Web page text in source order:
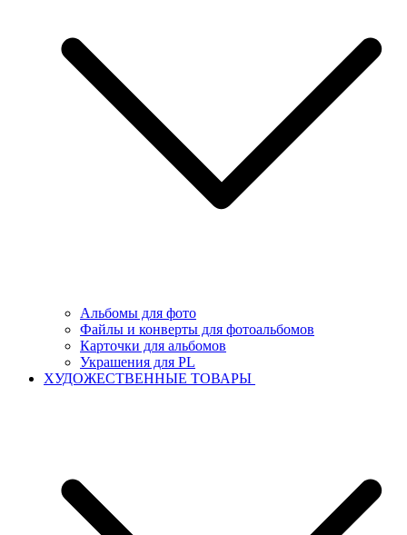
Альбомы для фото
Файлы и конверты для фотоальбомов
Карточки для альбомов
Украшения для PL
ХУДОЖЕСТВЕННЫЕ ТОВАРЫ